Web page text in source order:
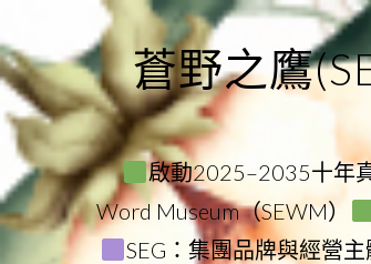
to
content
蒼野之鷹
啟動2025–2035十年
Word Museum（SEWM）
SEG：集團品牌與經營主